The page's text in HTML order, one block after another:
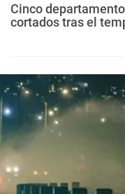
Cinco
cortados tras el